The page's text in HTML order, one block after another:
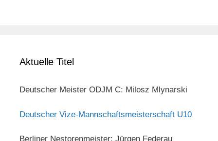
Aktuelle Titel
Deutscher Meister ODJM C: Milosz Mlynarski
Deutscher Vize-Mannschaftsmeisterschaft U10
Berliner Nestorenmeister: Jürgen Federau